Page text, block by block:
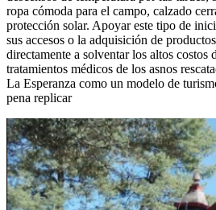
ropa cómoda para el campo, calzado
protección solar. Apoyar este tipo de
sus accesos o la adquisición de
directamente a solventar los altos costos
tratamientos médicos de los asnos
La Esperanza como un modelo de
pena replicar